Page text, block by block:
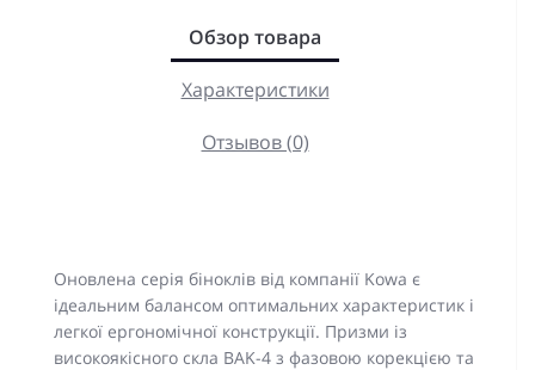
Обзор товара
Характеристики
Отзывов (0)
Оновлена серія біноклів від компанії Kowa є
ідеальним балансом оптимальних характеристик і
легкої ергономічної конструкції. Призми із
високоякісного скла BAK-4 з фазовою корекцією та